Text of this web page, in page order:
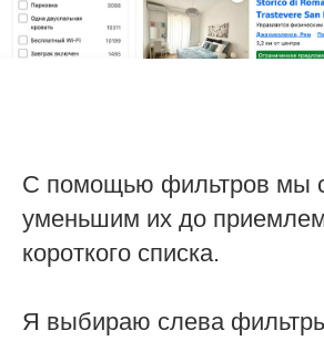
С помощью фильтров мы
уменьшим их до
короткого списка.
Я выбираю слева